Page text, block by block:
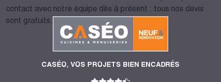
contact avec notre équipe dès à présent : tous nos devis
sont gratuits.
CASÉO, VOS PROJETS BIEN ENCADRÉS